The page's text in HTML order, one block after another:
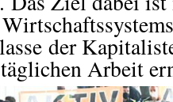
der
Arbeit